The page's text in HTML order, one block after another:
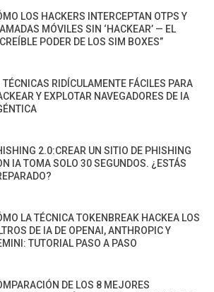
LOS HACKERS INTERCEPTAN OTPS Y
MÓVILES SIN ‘HACKEAR’ — EL
PODER DE LOS SIM BOXES”
TÉCNICAS RIDÍCULAMENTE FÁCILES PARA
Y EXPLOTAR NAVEGADORES DE IA
2.0:CREAR UN SITIO DE PHISHING
IA TOMA SOLO 30 SEGUNDOS. ¿ESTÁS
LA TÉCNICA TOKENBREAK HACKEA LOS
DE IA DE OPENAI, ANTHROPIC Y
TUTORIAL PASO A PASO
DE LOS 8 MEJORES